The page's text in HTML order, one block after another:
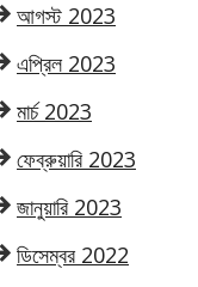
আগস্ট 2023
এপ্রিল 2023
মার্চ 2023
ফেব্রুয়ারি 2023
জানুয়ারি 2023
ডিসেম্বর 2022